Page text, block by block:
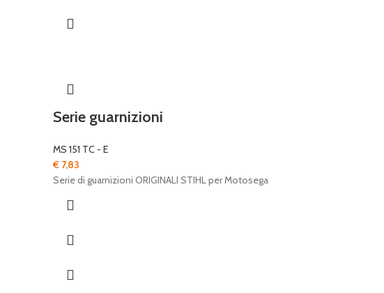
Serie guarnizioni
MS 151 TC - E
€ 7,83
Serie di guarnizioni ORIGINALI STIHL per Motosega